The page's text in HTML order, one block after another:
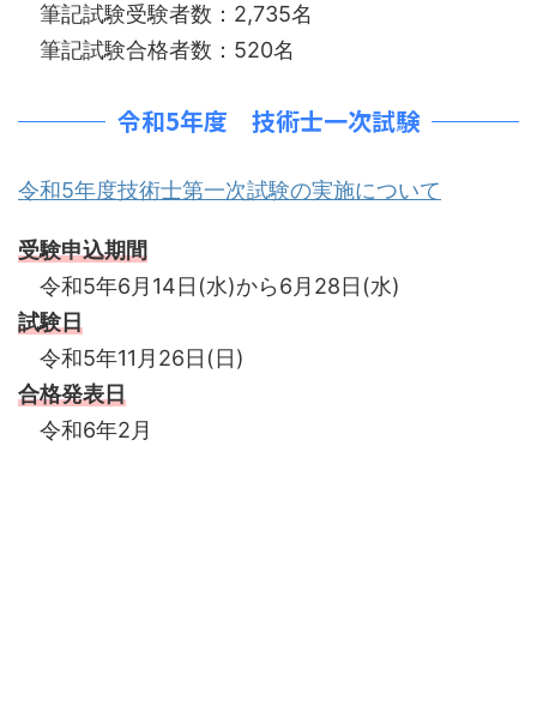
筆記試験受験者数：2,735名
筆記試験合格者数：520名
令和5年度 技術士一次試験
令和5年度技術士第一次試験の実施について
受験申込期間
令和5年6月14日(水)から6月28日(水)
試験日
令和5年11月26日(日)
合格発表日
令和6年2月